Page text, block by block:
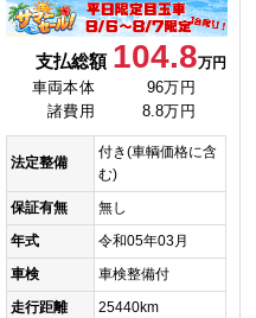
支払総額 104.8万円
車両本体
96万円
諸費用
8.8万円
法定整備
付き(車輌価格に含
む)
保証有無
無し
年式
令和05年03月
車検
車検整備付
走行距離
25440km